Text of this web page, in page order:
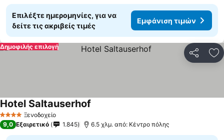
Επιλέξτε ημερομηνίες, για να
δείτε τις ακριβείς τιμές
Εμφάνιση τιμών
Δημοφιλής επιλογή
4 ΑστέριαΞενοδοχείο
Hotel Saltauserhof
9,0 Εξαιρετικό 1.845 6.5 χλμ. από: Κέντρο πόλης